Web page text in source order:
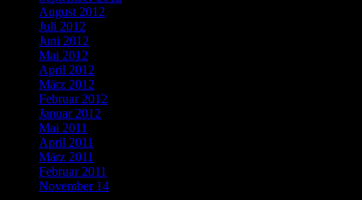
August 2012
Juli 2012
Juni 2012
Mai 2012
April 2012
März 2012
Februar 2012
Januar 2012
Mai 2011
April 2011
März 2011
Februar 2011
November 14